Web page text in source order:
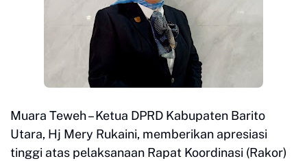
Muara Teweh – Ketua DPRD Kabupaten Barito
Utara, Hj Mery Rukaini, memberikan apresiasi
tinggi atas pelaksanaan Rapat Koordinasi (Rakor)